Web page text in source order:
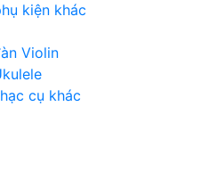
kiện khác
Violin
cụ khác